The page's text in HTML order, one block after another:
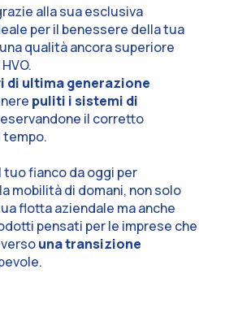
alla sua esclusiva
per il benessere della tua
qualità ancora superiore
di ultima generazione
puliti i sistemi di
il corretto
fianco da oggi per
mobilità di domani, non solo
flotta aziendale ma anche
pensati per le imprese che
una transizione